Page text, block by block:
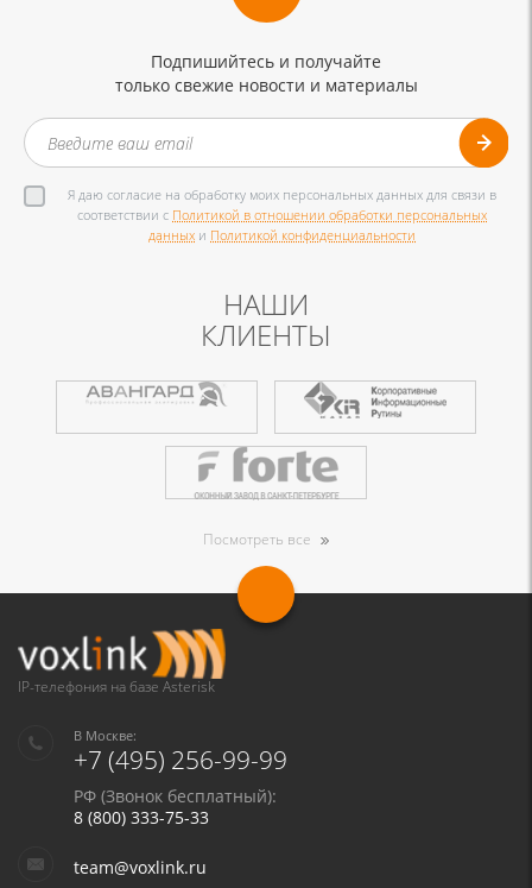
Подпишийтесь и получайте
только свежие новости и материалы
Я даю согласие на обработку моих персональных данных для связи в
соответствии с Политикой в отношении обработки персональных
данных и Политикой конфиденциальности
НАШИ
КЛИЕНТЫ
Посмотреть все
IP-телефония на базе Asterisk
В Москве:
+7 (495) 256-99-99
РФ (Звонок бесплатный):
8 (800) 333-75-33
team@voxlink.ru